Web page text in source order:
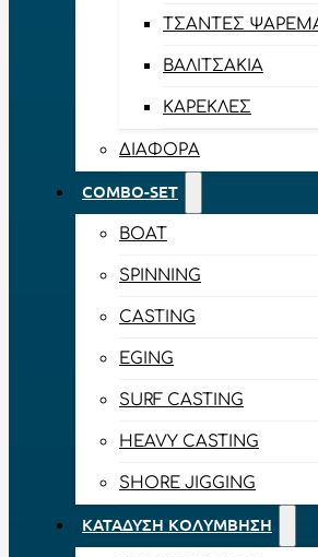
ΤΣΆΝΤΕΣ
ΒΑΛΙΤΣΆΚΙΑ
ΚΑΡΈΚΛΕΣ
ΔΙΆΦΟΡΑ
COMBO-SET
BOAT
SPINNING
CASTING
EGING
SURF CASTING
HEAVY CASTING
SHORE JIGGING
ΚΑΤΆΔΥΣΗ ΚΟΛΎΜΒΗΣΗ